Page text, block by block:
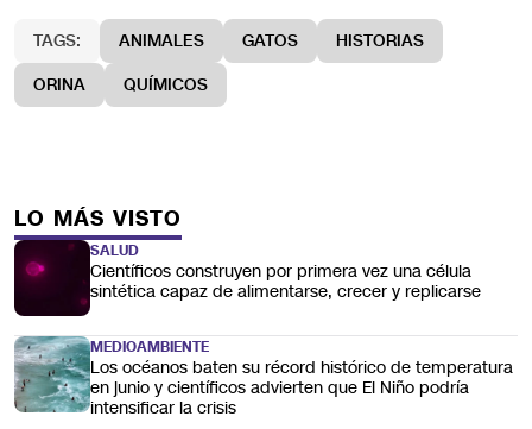
TAGS: ANIMALES GATOS
HISTORIAS
ORINA
QUÍMICOS
LO MÁS VISTO
SALUD
Científicos construyen por primera vez una célula
sintética capaz de alimentarse, crecer y replicarse
MEDIOAMBIENTE
Los océanos baten su récord histórico de temperatura
en junio y científicos advierten que El Niño podría
intensificar la crisis